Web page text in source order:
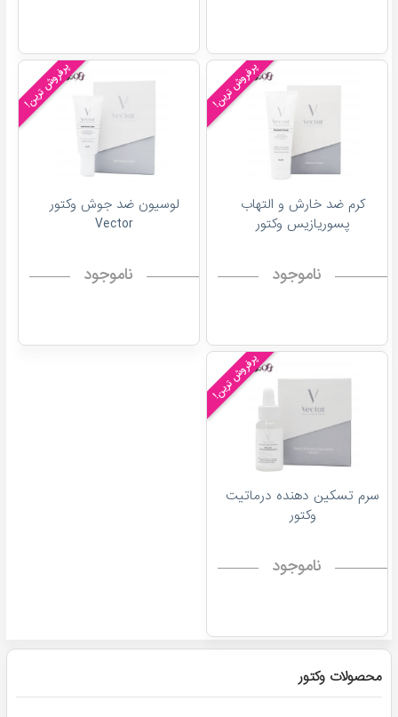
پرفروش ترین!
کرم ضد خارش و التهاب
پسوریازیس وکتور
ناموجود
پرفروش ترین!
لوسیون ضد جوش وکتور
Vector
ناموجود
پرفروش ترین!
سرم تسکین دهنده درماتیت
وکتور
ناموجود
محصولات وکتور